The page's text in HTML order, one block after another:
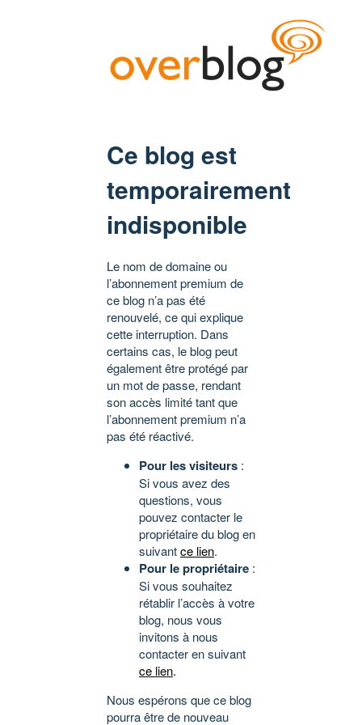
Ce blog est
temporairement
indisponible
Le nom de domaine ou
l’abonnement premium de
ce blog n’a pas été
renouvelé, ce qui explique
cette interruption. Dans
certains cas, le blog peut
également être protégé par
un mot de passe, rendant
son accès limité tant que
l’abonnement premium n’a
pas été réactivé.
Pour les visiteurs :
Si vous avez des
questions, vous
pouvez contacter le
propriétaire du blog en
suivantce lien.
Pour le propriétaire :
Si vous souhaitez
rétablir l’accès à votre
blog, nous vous
invitons à nous
contacter en suivant
ce lien.
Nous espérons que ce blog
pourra être de nouveau